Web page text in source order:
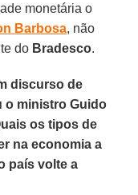
monetária o
Barbo­sa, não
do Bradesco.
discurso de
o ministro Guido
os tipos de
na economia a
país volte a